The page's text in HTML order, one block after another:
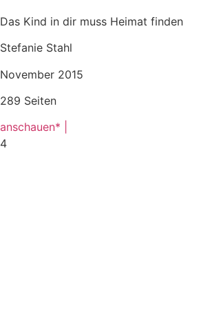
Das Kind in dir muss Heimat finden
Stefanie Stahl
November 2015
289 Seiten
anschauen* |
4